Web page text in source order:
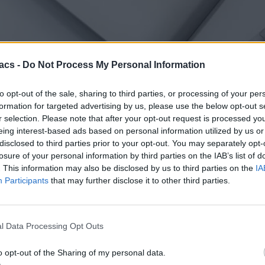
- Do Not Process My Personal Information
opt-out of the sale, sharing to third parties, or processing of your
for targeted advertising by us, please use the below opt-out
selection. Please note that after your opt-out request is processed
interest-based ads based on personal information utilized by us
to third parties prior to your opt-out. You may separately
of your personal information by third parties on the IAB’s list of
This information may also be disclosed by us to third parties on the
Participants that may further disclose it to other third parties.
Data Processing Opt Outs
opt-out of the Sharing of my personal data.
ότι έκλεψε προϊόντα Apple αξίας άνω των 1,3 εκατομμυρίων
Press, ο εργαζόμενος της UPS Orville Beltrano έκλεψε
τα προϊόντα που έκλεψε στο Kijiji.
από 232.000 δολάρια στους τραπεζικούς του
δολάρια σε μετρητά, έναν φορητό υπολογιστή Mac και
την UPS και δήλωσε ότι χρησιμοποίησε τα χρήματα για να
κάτω των 5.000 δολαρίων, κατοχή περιουσιακών
να διαπιστώσει γιατί εξαφανίζονταν τόσες πολλές συσκευές